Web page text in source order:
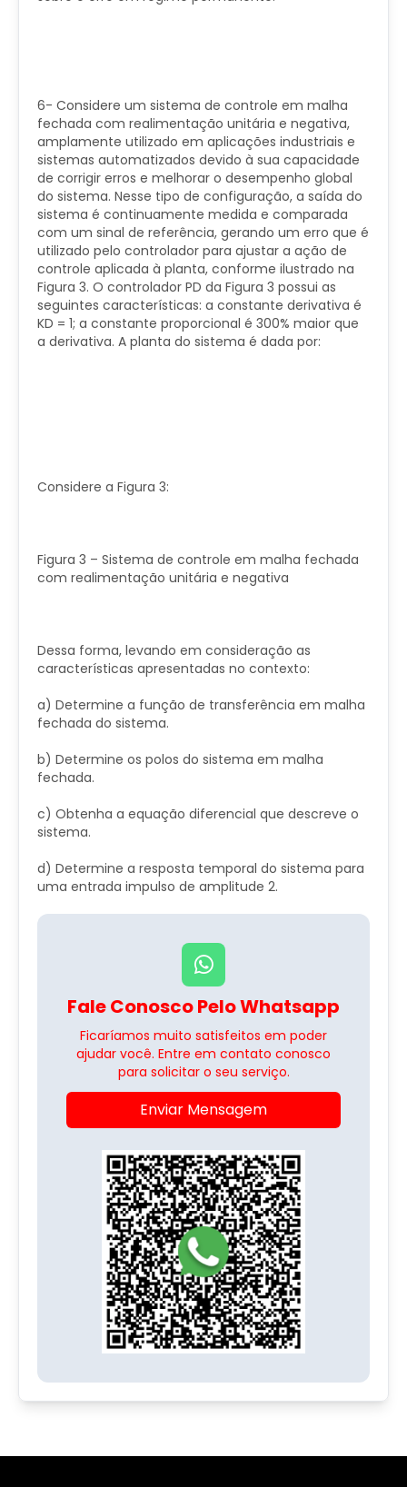
6- Considere um sistema de controle em malha
fechada com realimentação unitária e negativa,
amplamente utilizado em aplicações industriais e
sistemas automatizados devido à sua capacidade
de corrigir erros e melhorar o desempenho global
do sistema. Nesse tipo de configuração, a saída do
sistema é continuamente medida e comparada
com um sinal de referência, gerando um erro que é
utilizado pelo controlador para ajustar a ação de
controle aplicada à planta, conforme ilustrado na
Figura 3. O controlador PD da Figura 3 possui as
seguintes características: a constante derivativa é
KD = 1; a constante proporcional é 300% maior que
a derivativa. A planta do sistema é dada por:
Considere a Figura 3:
Figura 3 – Sistema de controle em malha fechada
com realimentação unitária e negativa
Dessa forma, levando em consideração as
características apresentadas no contexto:
a) Determine a função de transferência em malha
fechada do sistema.
b) Determine os polos do sistema em malha
fechada.
c) Obtenha a equação diferencial que descreve o
sistema.
d) Determine a resposta temporal do sistema para
uma entrada impulso de amplitude 2.
Fale Conosco Pelo Whatsapp
Ficaríamos muito satisfeitos em poder
ajudar você. Entre em contato conosco
para solicitar o seu serviço.
Enviar Mensagem